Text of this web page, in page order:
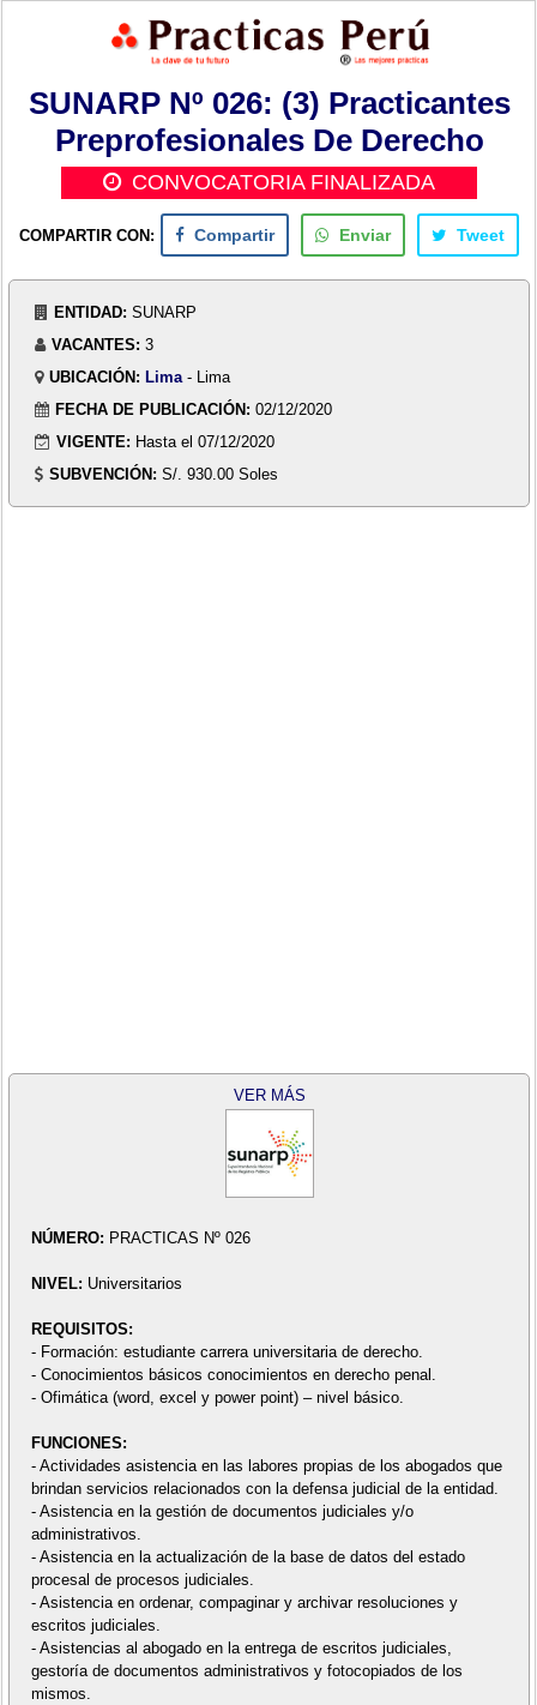
SUNARP Nº 026: (3) Practicantes
Preprofesionales De Derecho
CONVOCATORIA FINALIZADA
COMPARTIR CON: Compartir Enviar Tweet
ENTIDAD: SUNARP
VACANTES: 3
UBICACIÓN: Lima - Lima
FECHA DE PUBLICACIÓN: 02/12/2020
VIGENTE: Hasta el 07/12/2020
SUBVENCIÓN: S/. 930.00 Soles
VER MÁS
NÚMERO: PRACTICAS Nº 026
NIVEL: Universitarios
REQUISITOS:
- Formación: estudiante carrera universitaria de derecho.
- Conocimientos básicos conocimientos en derecho penal.
- Ofimática (word, excel y power point) – nivel básico.
FUNCIONES:
- Actividades asistencia en las labores propias de los abogados que
brindan servicios relacionados con la defensa judicial de la entidad.
- Asistencia en la gestión de documentos judiciales y/o
administrativos.
- Asistencia en la actualización de la base de datos del estado
procesal de procesos judiciales.
- Asistencia en ordenar, compaginar y archivar resoluciones y
escritos judiciales.
- Asistencias al abogado en la entrega de escritos judiciales,
gestoría de documentos administrativos y fotocopiados de los
mismos.